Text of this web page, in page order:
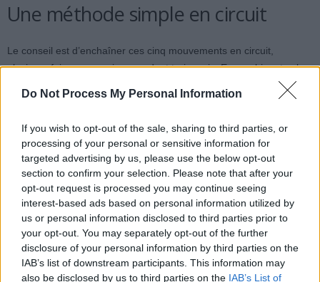
Do Not Process My Personal Information
If you wish to opt-out of the sale, sharing to third parties, or
processing of your personal or sensitive information for
targeted advertising by us, please use the below opt-out
section to confirm your selection. Please note that after your
opt-out request is processed you may continue seeing
interest-based ads based on personal information utilized by
us or personal information disclosed to third parties prior to
your opt-out. You may separately opt-out of the further
disclosure of your personal information by third parties on the
IAB’s list of downstream participants. This information may
also be disclosed by us to third parties on the IAB’s List of
Une méthode simple en circuit
Le conseil est d’enchaîner ces cinq mouvements en circuit,
plusieurs fois par semaine, pendant trois mois. En combinant cela
avec une marche régulière et une alimentation équilibrée, il est
possible d’affiner sa silhouette avant l’été. Cette méthode est plus
Se lancer sans pression
Il est important de commencer sans se mettre de pression. Mieux
vaut privilégier une progression douce, observer les petits
changements chaque semaine, et apprendre à écouter son corps.
C’est souvent lorsque l’on arrête de compter les jours que les
efforts portent réellement leurs fruits.